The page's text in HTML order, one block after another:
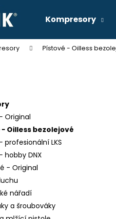
Kompresory
Pístové - Oilless
Original
Oilless bezolejové
profesionální LKS
hobby DNX
- Original
nářadí
a šroubováky
17/270